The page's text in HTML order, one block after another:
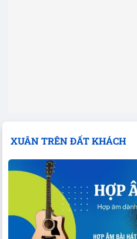
XUÂN TRÊN ĐẤT KHÁCH